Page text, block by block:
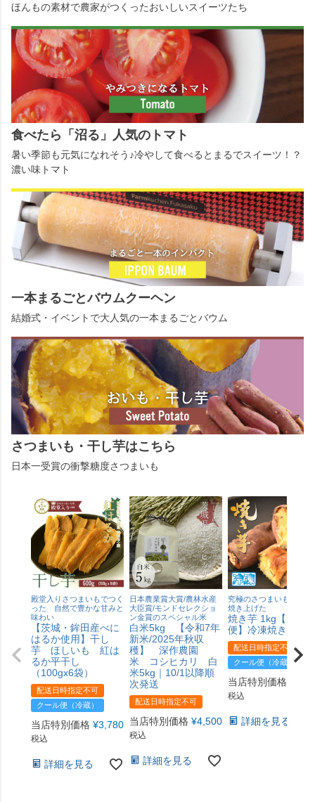
ほんもの素材で農家がつくったおいしいスイーツたち
食べたら「沼る」人気のトマト
暑い季節も元気になれそう♪冷やして食べるとまるでスイーツ！？
濃い味トマト
一本まるごとバウムクーヘン
結婚式・イベントで大人気の一本まるごとバウム
さつまいも・干し芋はこちら
日本一受賞の衝撃糖度さつまいも
殿堂入りさつまいもでつく
った 自然で豊かな甘みと
味わい
【茨城・鉾田産べに
はるか使用】干し
芋 ほしいも 紅は
るか平干し
（100gx6袋）
配送日時指定不可
クール便（冷蔵）
当店特別価格 ¥3,780
税込
詳細を見る
日本農業賞大賞/農林水産
大臣賞/モンドセレクショ
ン金賞のスペシャル米
白米5kg 【令和7年
新米/2025年秋収
穫】 深作農園
米 コシヒカリ 白
米5kg｜10/1以降順
次発送
配送日時指定不可
当店特別価格 ¥4,500
税込
詳細を見る
究極のさつまいもを熟成
焼き上げた
焼き芋 1kg【冷凍
便】冷凍焼きいも
配送日時指定不可
クール便（冷蔵）
当店特別価格
税込
詳細を見る